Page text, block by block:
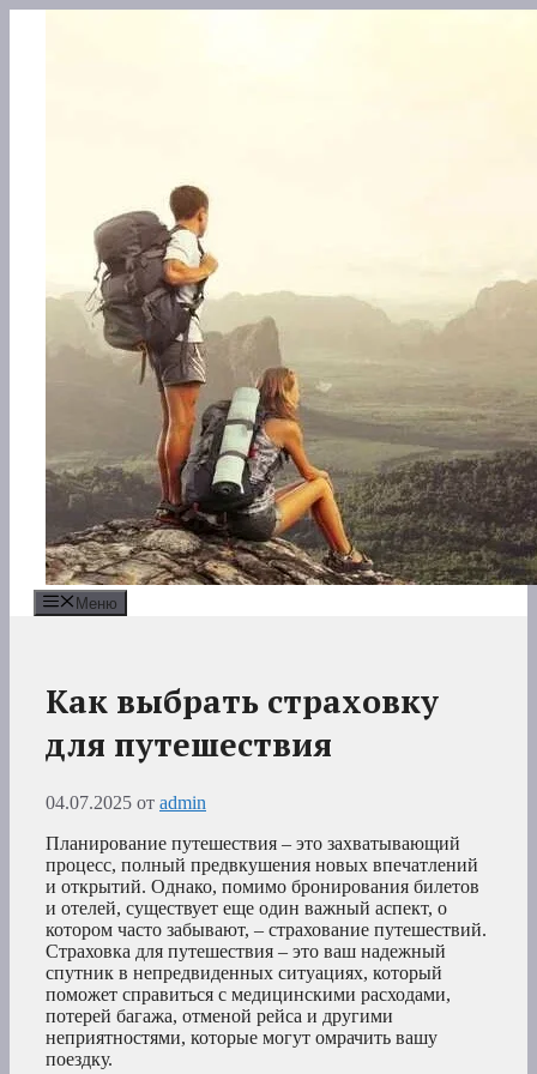
Меню
Как выбрать страховку
для путешествия
04.07.2025 от admin
Планирование путешествия – это захватывающий
процесс, полный предвкушения новых впечатлений
и открытий. Однако, помимо бронирования билетов
и отелей, существует еще один важный аспект, о
котором часто забывают, – страхование путешествий.
Страховка для путешествия – это ваш надежный
спутник в непредвиденных ситуациях, который
поможет справиться с медицинскими расходами,
потерей багажа, отменой рейса и другими
неприятностями, которые могут омрачить вашу
поездку.